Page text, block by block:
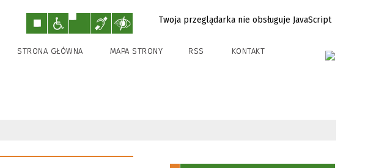
Twoja przeglądarka nie obsługuje JavaScript
STRONA GŁÓWNA MAPA STRONY RSS KONTAKT